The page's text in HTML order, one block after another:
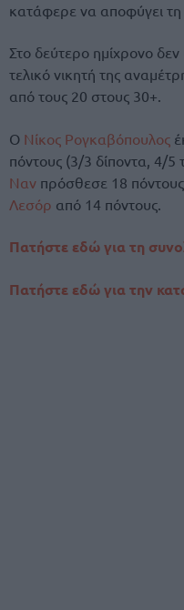
κατάφερε να αποφύγει τη
Στο δεύτερο ημίχρονο
τελικό νικητή της
από τους 20 στους 30+.
Ο Νίκος Ρογκαβόπουλος
πόντους (3/3 δίποντα, 4/5
Ναν πρόσθεσε 18 πόντους
Λεσόρ από 14 πόντους.
Πατήστε εδώ για τη
Πατήστε εδώ για την